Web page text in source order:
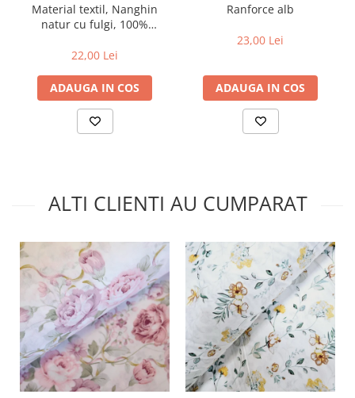
Material textil, Nanghin
natur cu fulgi, 100%
22,00 Lei
ADAUGA IN COS
Ranforce alb
23,00 Lei
ADAUGA IN COS
ALTI CLIENTI AU CUMPARAT